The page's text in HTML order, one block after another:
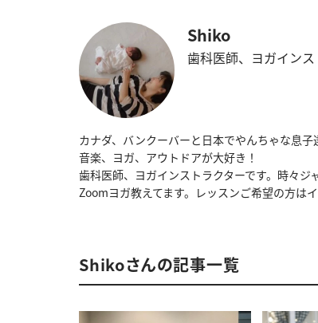
Shiko
歯科医師、ヨガイン
カナダ、バンクーバーと日本でやんちゃな息子
音楽、ヨガ、アウトドアが大好き！
歯科医師、ヨガインストラクターです。時々ジ
Zoomヨガ教えてます。レッスンご希望の方
Shikoさんの記事一覧